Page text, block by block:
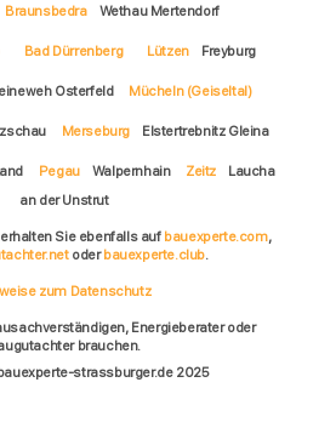
Braunsbedra Wethau Mertendorf
Bad Dürrenberg Lützen Freyburg
Osterfeld Mücheln (Geiseltal)
Merseburg Elstertrebnitz Gleina
Pegau Walpernhain Zeitz
Laucha
an der Unstrut
Sie ebenfalls auf bauexperte.com,
oderbauexperte.club.
zum Datenschutz
Energieberater oder
brauchen.
strassburger.de 2025